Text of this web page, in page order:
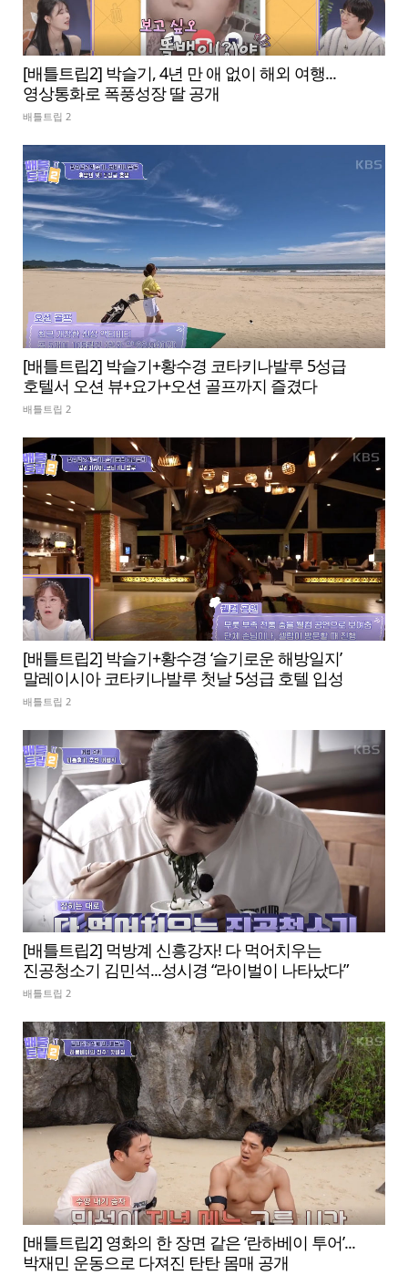
[배틀트립2] 박슬기, 4년 만 애 없이 해외 여행...
영상통화로 폭풍성장 딸 공개
배틀트립 2
[배틀트립2] 박슬기+황수경 코타키나발루 5성급
호텔서 오션 뷰+요가+오션 골프까지 즐겼다
배틀트립 2
[배틀트립2] 박슬기+황수경 ‘슬기로운 해방일지’
말레이시아 코타키나발루 첫날 5성급 호텔 입성
배틀트립 2
[배틀트립2] 먹방계 신흥강자! 다 먹어치우는
진공청소기 김민석...성시경 “라이벌이 나타났다”
배틀트립 2
[배틀트립2] 영화의 한 장면 같은 ‘란하베이 투어’...
박재민 운동으로 다져진 탄탄 몸매 공개